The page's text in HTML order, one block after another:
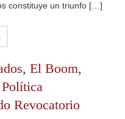
constituye un triunfo […]
, El Boom,
Política
Revocatorio